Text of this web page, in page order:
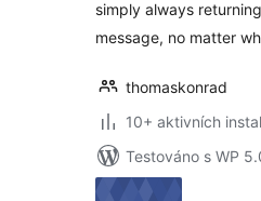
simply always
message, no matter
thomaskonrad
10+ aktivních
Testováno s WP